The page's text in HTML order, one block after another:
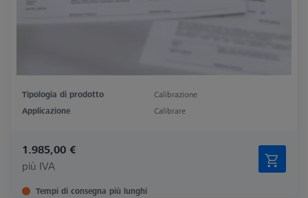
Tipologia di prodotto
Calibrazione
Applicazione
Calibrare
1.985,00 €
più IVA
Tempi di consegna più lunghi